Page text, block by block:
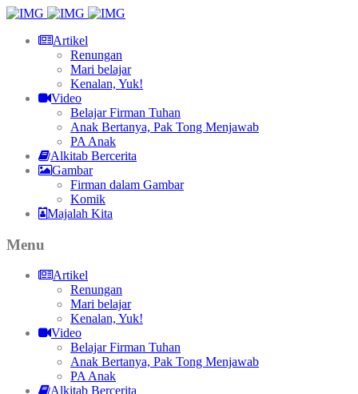
Artikel
Renungan
Mari belajar
Kenalan, Yuk!
Video
Belajar Firman Tuhan
Anak Bertanya, Pak Tong Menjawab
PA Anak
Alkitab Bercerita
Gambar
Firman dalam Gambar
Komik
Majalah Kita
Menu
Artikel
Renungan
Mari belajar
Kenalan, Yuk!
Video
Belajar Firman Tuhan
Anak Bertanya, Pak Tong Menjawab
PA Anak
Alkitab Bercerita